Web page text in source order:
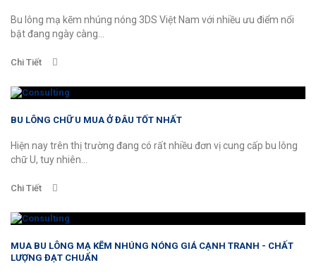
Bu lông mạ kẽm nhúng nóng 3DS Việt Nam với nhiều ưu điểm nổi
bật đang ngày càng...
Chi Tiết
BU LÔNG CHỮ U MUA Ở ĐÂU TỐT NHẤT
Hiện nay trên thị trường đang có rất nhiều đơn vị cung cấp bu lông
chữ U, tuy nhiên...
Chi Tiết
MUA BU LÔNG MẠ KẼM NHÚNG NÓNG GIÁ CẠNH TRANH - CHẤT
LƯỢNG ĐẠT CHUẨN